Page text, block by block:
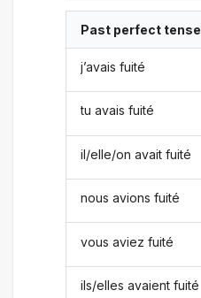
Past perfect tense
j’avais fuité
tu avais fuité
il/elle/on avait fuité
nous avions fuité
vous aviez fuité
ils/elles avaient fuité